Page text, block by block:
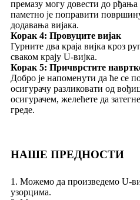
премазу могу довести до
паметно је поправити
додавања вијака.
Корак 4: Провуците вијак
Гурните два краја вијка кроз
сваком крају U-вијка.
Корак 5: Причврстите
Добро је напоменути да ће се
осигурачу разликовати од
осигурачем, желећете да
греде.
НАШЕ ПРЕДНОСТИ
1. Можемо да произведемо U-
узорцима.